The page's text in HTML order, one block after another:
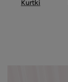
Kurtki